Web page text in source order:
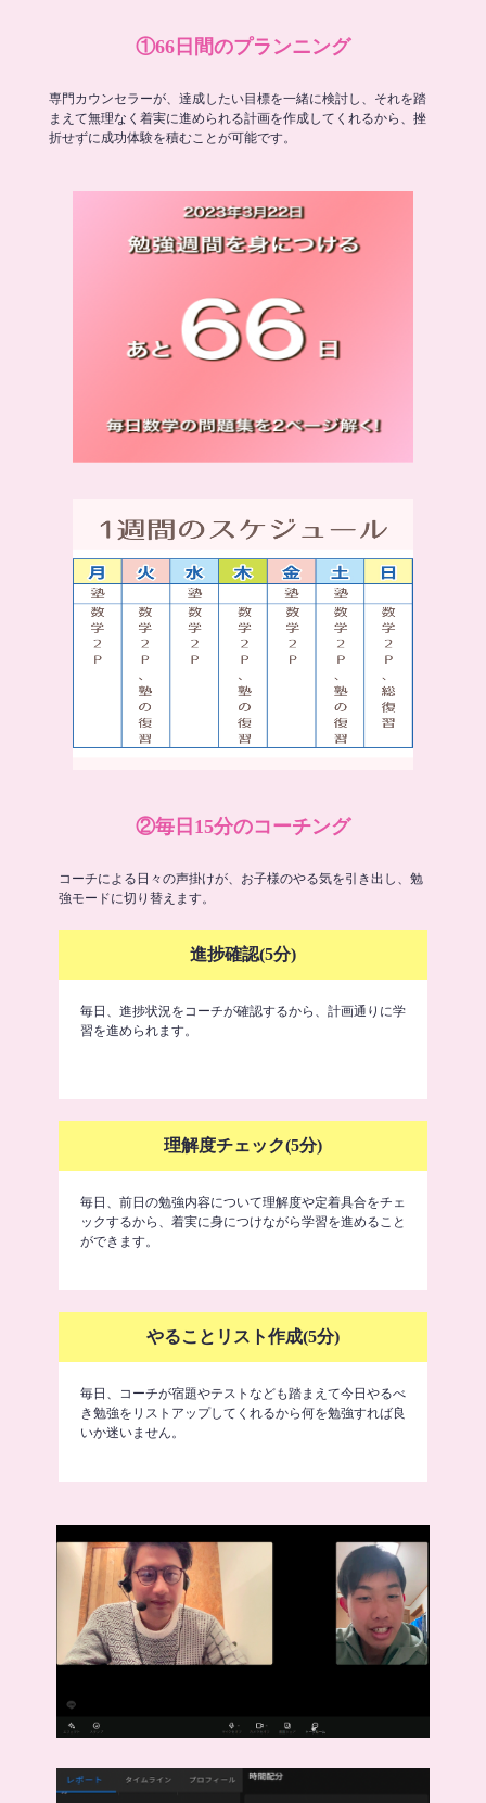
①66日間のプランニング
専門カウンセラーが、達成したい目標を一緒に検討し、それを踏
まえて無理なく着実に進められる計画を作成してくれるから、挫
折せずに成功体験を積むことが可能です。
②毎日15分のコーチング
コーチによる日々の声掛けが、お子様のやる気を引き出し、勉
強モードに切り替えます。
進捗確認(5分)
毎日、進捗状況をコーチが確認するから、計画通りに学
習を進められます。
理解度チェック(5分)
毎日、前日の勉強内容について理解度や定着具合をチェ
ックするから、着実に身につけながら学習を進めること
ができます。
やることリスト作成(5分)
毎日、コーチが宿題やテストなども踏まえて今日やるべ
き勉強をリストアップしてくれるから何を勉強すれば良
いか迷いません。